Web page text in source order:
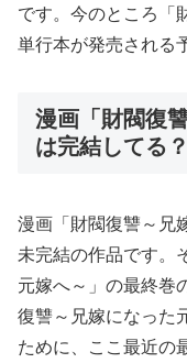
です。今のところ「
単行本が発売される
漫画「財閥復
は完結してる
漫画「財閥復讐～兄
未完結の作品です。
元嫁へ～」の最終巻
復讐～兄嫁になった
ために、ここ最近の